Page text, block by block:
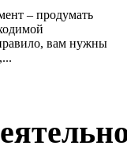
– продумать
вам нужны